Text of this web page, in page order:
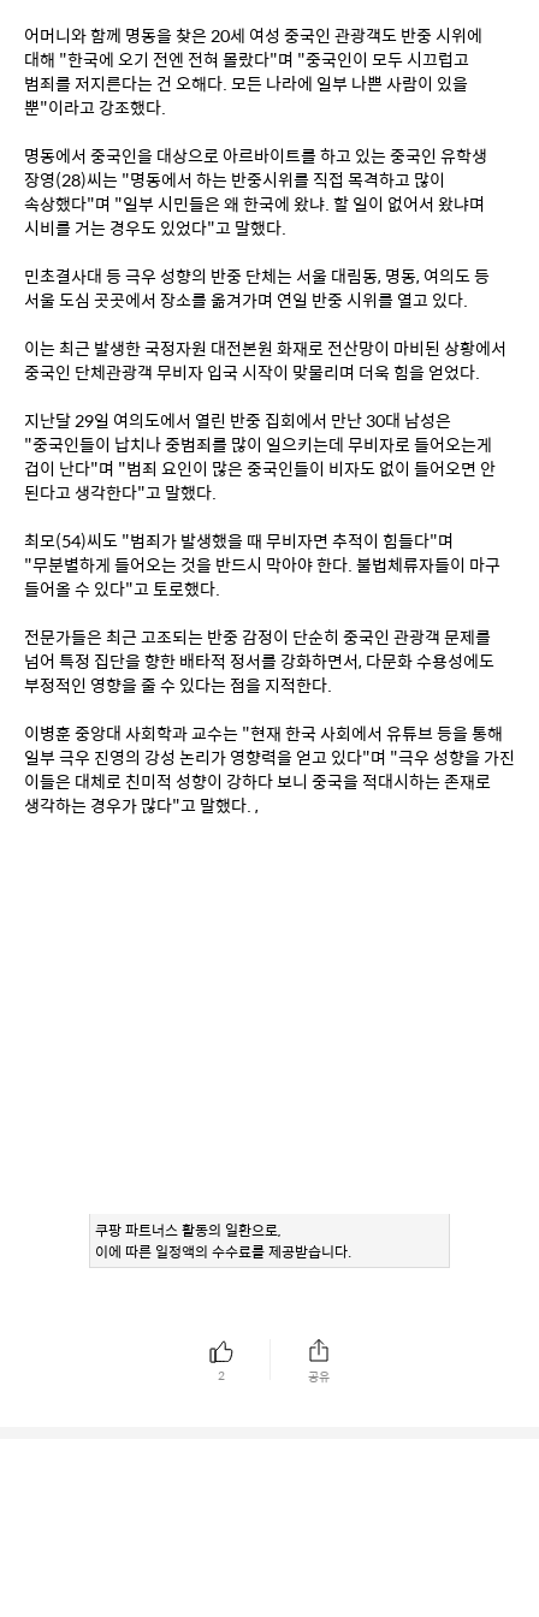
어머니와 함께 명동을 찾은 20세 여성 중국인 관광객도 반중 시위에
대해 "한국에 오기 전엔 전혀 몰랐다"며 "중국인이 모두 시끄럽고
범죄를 저지른다는 건 오해다. 모든 나라에 일부 나쁜 사람이 있을
뿐"이라고 강조했다.
명동에서 중국인을 대상으로 아르바이트를 하고 있는 중국인 유학생
장영(28)씨는 "명동에서 하는 반중시위를 직접 목격하고 많이
속상했다"며 "일부 시민들은 왜 한국에 왔냐. 할 일이 없어서 왔냐며
시비를 거는 경우도 있었다"고 말했다.
민초결사대 등 극우 성향의 반중 단체는 서울 대림동, 명동, 여의도 등
서울 도심 곳곳에서 장소를 옮겨가며 연일 반중 시위를 열고 있다.
이는 최근 발생한 국정자원 대전본원 화재로 전산망이 마비된 상황에서
중국인 단체관광객 무비자 입국 시작이 맞물리며 더욱 힘을 얻었다.
지난달 29일 여의도에서 열린 반중 집회에서 만난 30대 남성은
"중국인들이 납치나 중범죄를 많이 일으키는데 무비자로 들어오는게
겁이 난다"며 "범죄 요인이 많은 중국인들이 비자도 없이 들어오면 안
된다고 생각한다"고 말했다.
최모(54)씨도 "범죄가 발생했을 때 무비자면 추적이 힘들다"며
"무분별하게 들어오는 것을 반드시 막아야 한다. 불법체류자들이 마구
들어올 수 있다"고 토로했다.
전문가들은 최근 고조되는 반중 감정이 단순히 중국인 관광객 문제를
넘어 특정 집단을 향한 배타적 정서를 강화하면서, 다문화 수용성에도
부정적인 영향을 줄 수 있다는 점을 지적한다.
이병훈 중앙대 사회학과 교수는 "현재 한국 사회에서 유튜브 등을 통해
일부 극우 진영의 강성 논리가 영향력을 얻고 있다"며 "극우 성향을 가진
이들은 대체로 친미적 성향이 강하다 보니 중국을 적대시하는 존재로
생각하는 경우가 많다"고 말했다. ,
쿠팡 파트너스 활동의 일환으로,
이에 따른 일정액의 수수료를 제공받습니다.
2 공유